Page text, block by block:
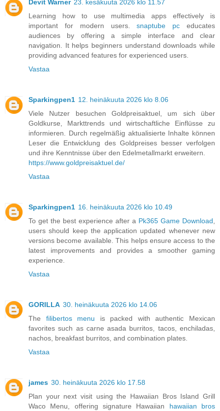
Devit Warner 23. kesäkuuta 2026 klo 11.57
Learning how to use multimedia apps effectively is
important for modern users.snaptube pc educates
audiences by offering a simple interface and clear
navigation. It helps beginners understand downloads while
providing advanced features for experienced users.
Vastaa
Sparkingpen1 12. heinäkuuta 2026 klo 8.06
Viele Nutzer besuchen Goldpreisaktuel, um sich über
Goldkurse, Markttrends und wirtschaftliche Einflüsse zu
informieren. Durch regelmäßig aktualisierte Inhalte können
Leser die Entwicklung des Goldpreises besser verfolgen
und ihre Kenntnisse über den Edelmetallmarkt erweitern.
https://www.goldpreisaktuel.de/
Vastaa
Sparkingpen1 16. heinäkuuta 2026 klo 10.49
To get the best experience after a Pk365 Game Download
users should keep the application updated whenever new
versions become available. This helps ensure access to the
latest improvements and provides a smoother gaming
experience.
Vastaa
GORILLA 30. heinäkuuta 2026 klo 14.06
The filibertos menu is packed with authentic Mexican
favorites such as carne asada burritos, tacos, enchiladas,
nachos, breakfast burritos, and combination plates.
Vastaa
james 30. heinäkuuta 2026 klo 17.58
Plan your next visit using the Hawaiian Bros Island Grill
Waco Menu, offering signature Hawaiian hawaiian bros